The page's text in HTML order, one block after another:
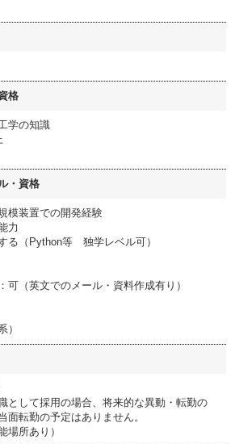
格
学の知識
・資格
模装置での開発経験
力
る（Python等 独学レベル可）
可（英文でのメール・資料作成有り）
）
として採用の場合、将来的な異動・転勤の
面転勤の予定はありません。
場所あり）